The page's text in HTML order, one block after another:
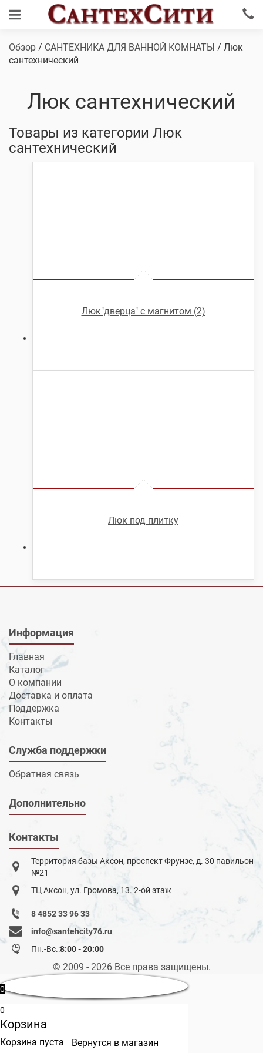
Обзор / САНТЕХНИКА ДЛЯ ВАННОЙ КОМНАТЫ / Люк
сантехнический
Люк сантехнический
Товары из категории Люк
сантехнический
Люк"дверца" с магнитом (2)
Люк под плитку
Информация
Главная
Каталог
О компании
Доставка и оплата
Поддержка
Контакты
Служба поддержки
Обратная связь
Дополнительно
Контакты
Территория базы Аксон, проспект Фрунзе, д. 30 павильон
№21
ТЦ Аксон, ул. Громова, 13. 2-ой этаж
8 4852 33 96 33
info@santehcity76.ru
Пн.-Вс.:8:00 - 20:00
© 2009 - 2026 Все права защищены.
0
0
Корзина
Корзина пуста Вернутся в магазин